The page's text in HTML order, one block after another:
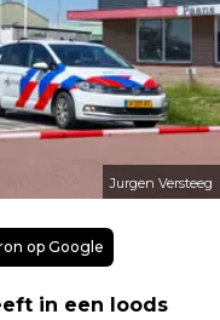
Jurgen Versteeg
op Google
in een loods